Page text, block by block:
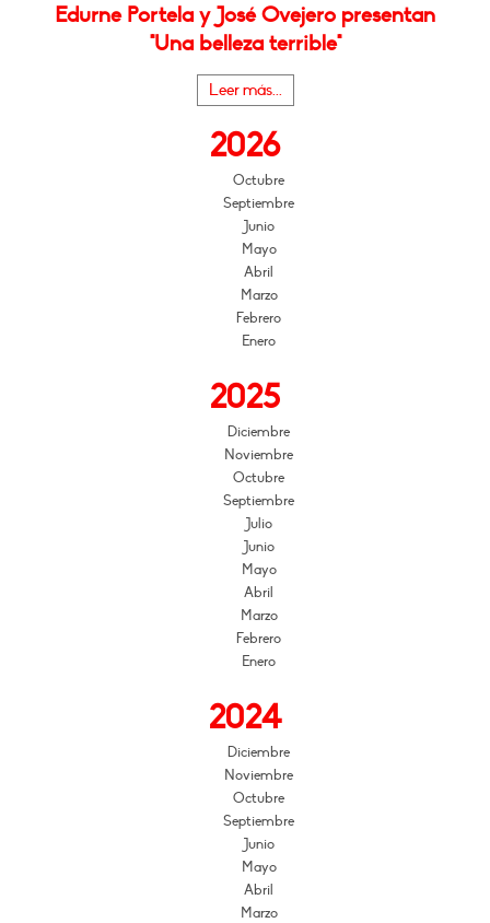
Edurne Portela y José Ovejero presentan
"Una belleza terrible"
Leer más...
2026
Octubre
Septiembre
Junio
Mayo
Abril
Marzo
Febrero
Enero
2025
Diciembre
Noviembre
Octubre
Septiembre
Julio
Junio
Mayo
Abril
Marzo
Febrero
Enero
2024
Diciembre
Noviembre
Octubre
Septiembre
Junio
Mayo
Abril
Marzo